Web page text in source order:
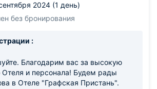
2024 (1 день)
без бронирования
:
Благодарим вас за высокую
Отеля и персонала! Будем рады
в Отеле "Графская Пристань".